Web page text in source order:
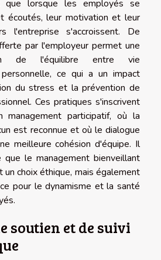
que lorsque les employés se
écoutés, leur motivation et leur
l'entreprise s'accroissent. De
par l'employeur permet une
de l'équilibre entre vie
ce qui a un impact
du stress et la prévention de
Ces pratiques s'inscrivent
management participatif, où la
est reconnue et où le dialogue
meilleure cohésion d'équipe. Il
le management bienveillant
choix éthique, mais également
pour le dynamisme et la santé
soutien et de suivi